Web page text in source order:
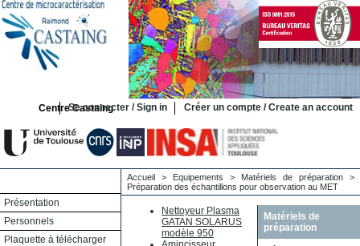
Centre Castaing
Se connecter / Sign in Créer un compte / Create an account
Présentation
Personnels
Plaquette à télécharger
Accueil > Equipements > Matériels de préparation >
Préparation des échantillons pour observation au MET
Matériels de
préparation
Nettoyeur Plasma
GATAN SOLARUS
modèle 950